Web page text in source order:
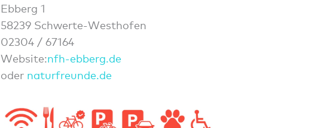
Ebberg 1
58239 Schwerte-Westhofen
02304 / 67164
Website:nfh-ebberg.de
oder naturfreunde.de